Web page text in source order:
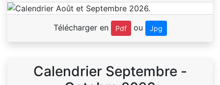
Télécharger en Pdf ou Jpg
Calendrier Septembre -